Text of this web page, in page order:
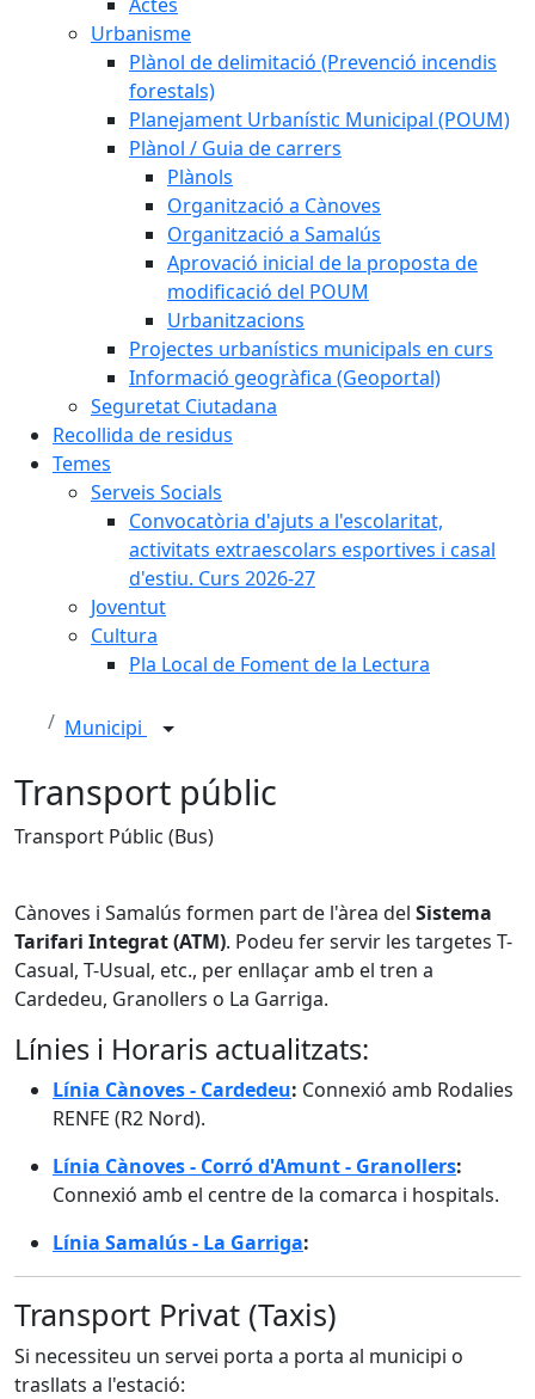
Urbanisme
Plànol de delimitació (Prevenció incendis
forestals)
Planejament Urbanístic Municipal (POUM)
Plànol / Guia de carrers
Plànols
Organització a Cànoves
Organització a Samalús
Aprovació inicial de la proposta de
modificació del POUM
Urbanitzacions
Projectes urbanístics municipals en curs
Informació geogràfica (Geoportal)
Seguretat Ciutadana
Recollida de residus
Temes
Serveis Socials
Convocatòria d'ajuts a l'escolaritat,
activitats extraescolars esportives i casal
d'estiu. Curs 2026-27
Joventut
Cultura
Pla Local de Foment de la Lectura
Municipi
Transport públic
Transport Públic (Bus)
Cànoves i Samalús formen part de l'àrea del Sistema
Tarifari Integrat (ATM). Podeu fer servir les targetes T-
Casual, T-Usual, etc., per enllaçar amb el tren a
Cardedeu, Granollers o La Garriga.
Línies i Horaris actualitzats:
Línia Cànoves - Cardedeu: Connexió amb Rodalies
RENFE (R2 Nord).
Línia Cànoves - Corró d'Amunt - Granollers:
Connexió amb el centre de la comarca i hospitals.
Línia Samalús - La Garriga:
Transport Privat (Taxis)
Si necessiteu un servei porta a porta al municipi o
trasllats a l'estació: